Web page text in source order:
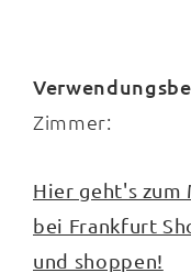
Zimmer:
Hier geht's zum
bei Frankfurt
und shoppen!